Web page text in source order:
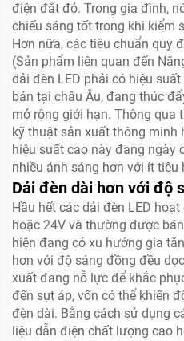
điện đắt đỏ. Trong gia đình,
chiếu sáng tốt trong khi kiểm
Hơn nữa, các tiêu chuẩn quy
(Sản phẩm liên quan đến
dải đèn LED phải có hiệu
bán tại châu Âu, đang thúc
mở rộng giới hạn. Thông qua
kỹ thuật sản xuất thông minh
hiệu suất cao này đang ngày
nhiều ánh sáng hơn với ít tiêu
Dải đèn dài hơn với độ
Hầu hết các dải đèn LED
hoặc 24V và thường được
hiện đang có xu hướng gia
hơn với độ sáng đồng đều
xuất đang nỗ lực để khắc
đến sụt áp, vốn có thể khiến
đèn dài. Bằng cách sử dụng
liệu dẫn điện chất lượng cao